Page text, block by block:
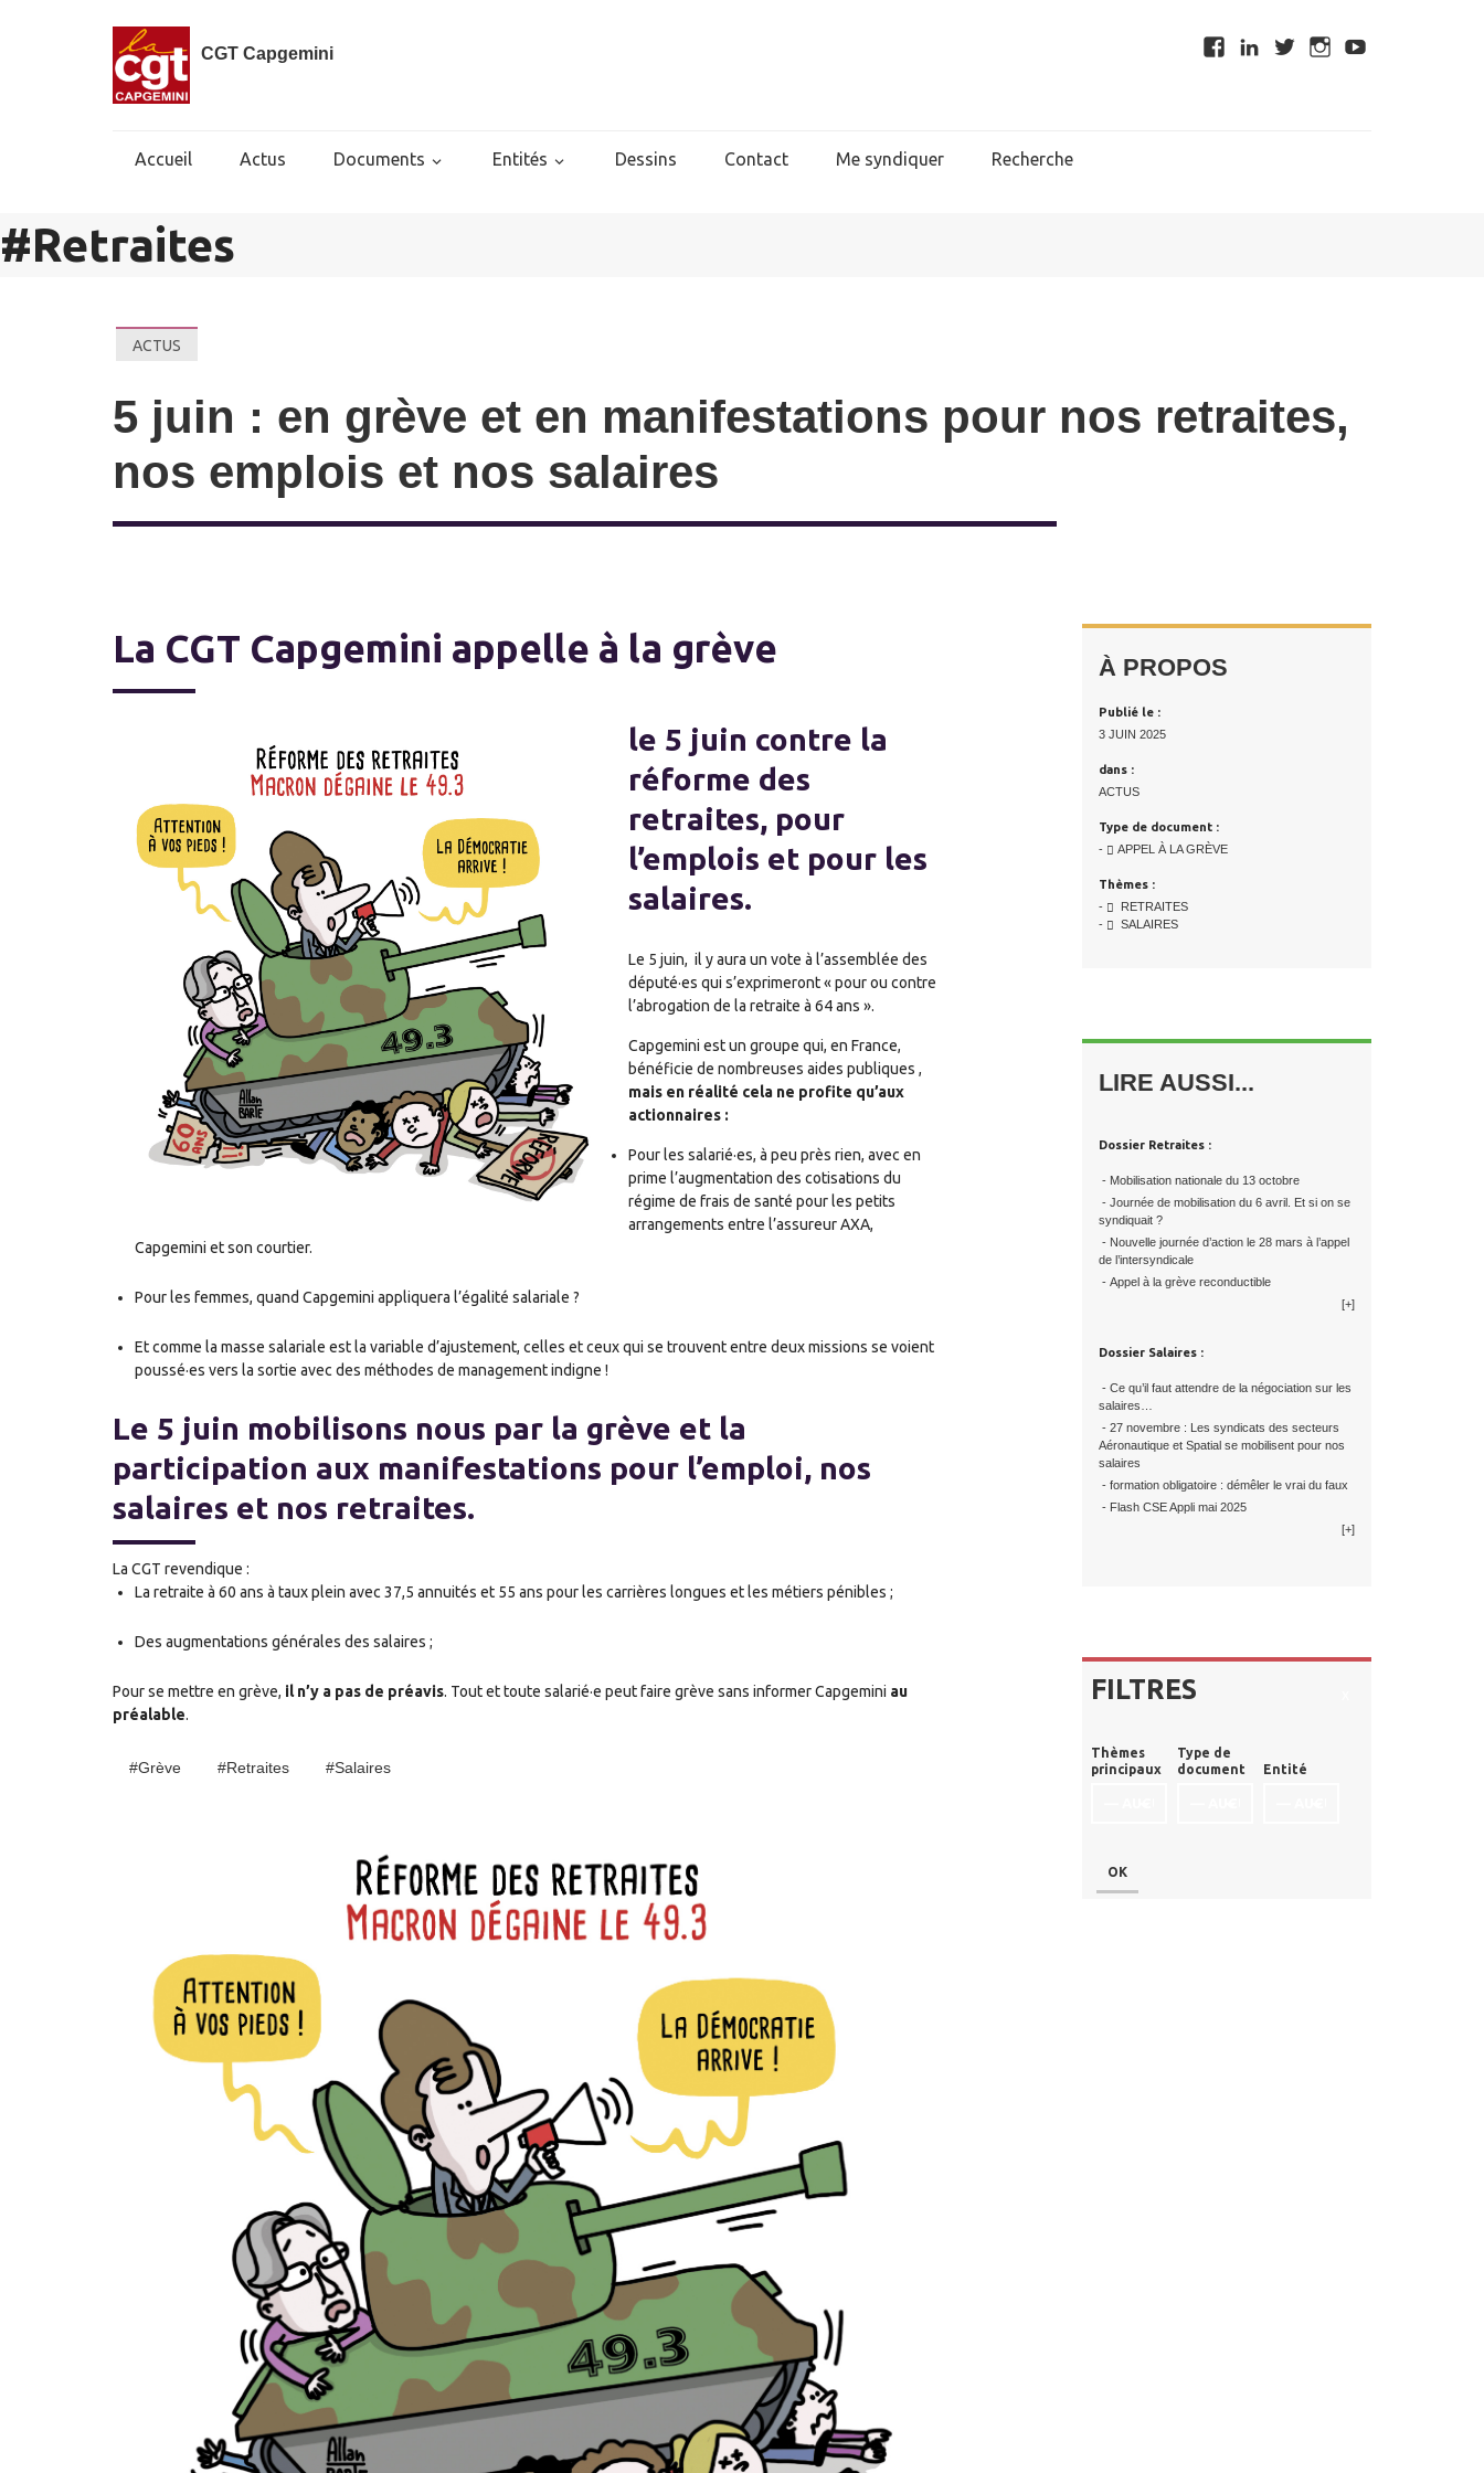
CGT Capgemini
Accueil Actus Documents Entités Dessins Contact Me syndiquer Recherche
#Retraites
ACTUS
5 juin : en grève et en manifestations pour nos retraites,
nos emplois et nos salaires
La CGT Capgemini appelle à la grève
le 5 juin contre la
réforme des
retraites, pour
l’emplois et pour les
salaires.
Le 5 juin, il y aura un vote à l’assemblée des
député·es qui s’exprimeront « pour ou contre
l’abrogation de la retraite à 64 ans ».
Capgemini est un groupe qui, en France,
bénéficie de nombreuses aides publiques ,
mais en réalité cela ne profite qu’aux
actionnaires :
Pour les salarié·es, à peu près rien, avec en
prime l’augmentation des cotisations du
régime de frais de santé pour les petits
arrangements entre l’assureur AXA,
Capgemini et son courtier.
Pour les femmes, quand Capgemini appliquera l’égalité salariale ?
Et comme la masse salariale est la variable d’ajustement, celles et ceux qui se trouvent entre deux missions se voient
poussé·es vers la sortie avec des méthodes de management indigne !
Le 5 juin mobilisons nous par la grève et la
participation aux manifestations pour l’emploi, nos
salaires et nos retraites.
La CGT revendique :
La retraite à 60 ans à taux plein avec 37,5 annuités et 55 ans pour les carrières longues et les métiers pénibles ;
Des augmentations générales des salaires ;
Pour se mettre en grève, il n’y a pas de préavis. Tout et toute salarié·e peut faire grève sans informer Capgemini au
préalable.
#Grève #Retraites #salaires
À PROPOS
Publié le :
3 JUIN 2025
dans :
ACTUS
Type de document :
-
APPEL À LA GRÈVE
Thèmes :
-
RETRAITES
-
SALAIRES
LIRE AUSSI...
Dossier Retraites :
- Mobilisation nationale du 13 octobre
- Journée de mobilisation du 6 avril. Et si on se
syndiquait ?
- Nouvelle journée d’action le 28 mars à l’appel
de l’intersyndicale
- Appel à la grève reconductible
[+]
Dossier Salaires :
- Ce qu’il faut attendre de la négociation sur les
salaires…
- 27 novembre : Les syndicats des secteurs
Aéronautique et Spatial se mobilisent pour nos
salaires
- formation obligatoire : démêler le vrai du faux
- Flash CSE Appli mai 2025
[+]
FILTRES
Thèmes
principaux
Type de
document
Entité